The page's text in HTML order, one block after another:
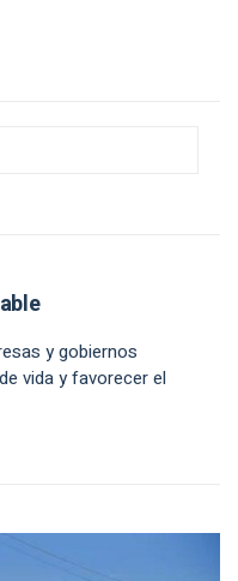
y gobiernos
vida y favorecer el